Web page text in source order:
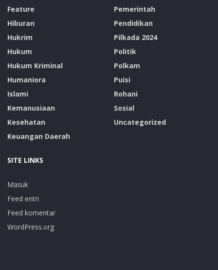
Feature
Hiburan
Hukrim
Hukum
Hukum Kriminal
Humaniora
Islami
Kemanusiaan
Kesehatan
Keuangan Daerah
Pemerintah
Pendidikan
Pilkada 2024
Politik
Polkam
Puisi
Rohani
Sosial
Uncategorized
SITE LINKS
Masuk
Feed entri
Feed komentar
WordPress.org